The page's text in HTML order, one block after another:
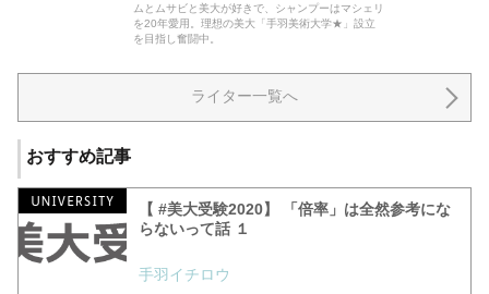
ムとムサビと美大が好きで、シャンプーはマシェリ
を20年愛用。理想の美大「手羽美術大学★」設立
を目指し奮闘中。
ライター一覧へ
おすすめ記事
【 #美大受験2020】 「倍率」は全然参考にな
らないって話 １
手羽イチロウ